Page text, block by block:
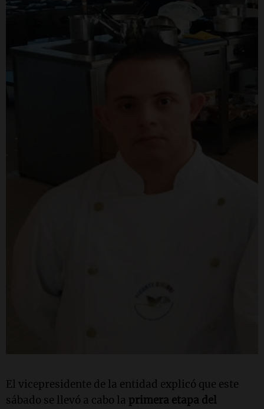
El vicepresidente de la entidad explicó que este
sábado se llevó a cabo la primera etapa del